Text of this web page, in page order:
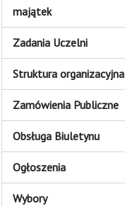
majątek
Zadania Uczelni
Struktura organizacyjna
Zamówienia Publiczne
Obsługa Biuletynu
Ogłoszenia
Wybory